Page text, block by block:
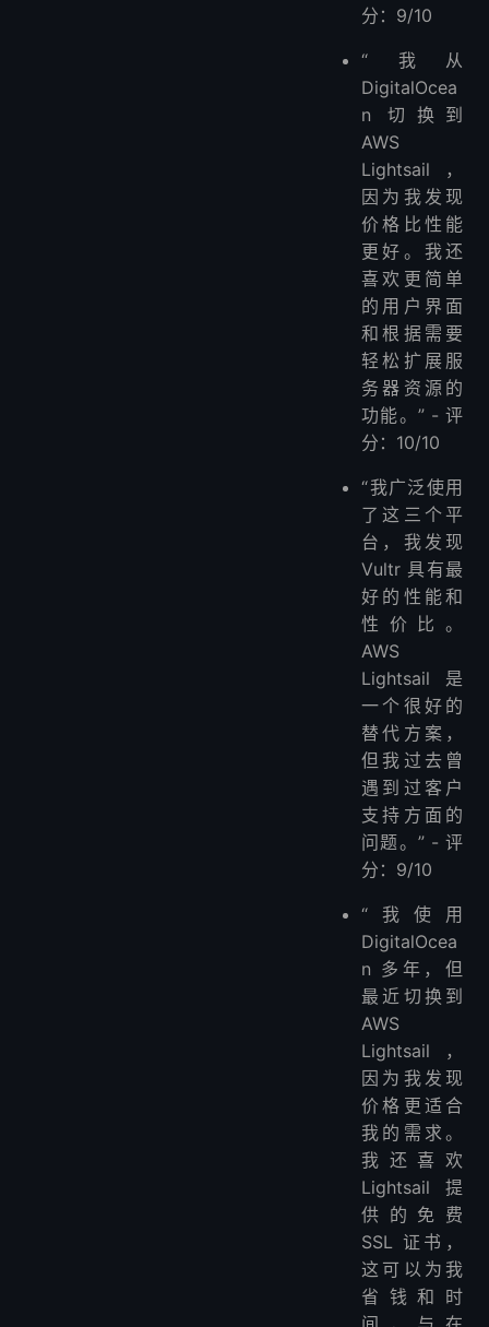
分：9/10
“我从
DigitalOcea
n 切换到
AWS
Lightsail，
因为我发现
价格比性能
更好。我还
喜欢更简单
的用户界面
和根据需要
轻松扩展服
务器资源的
功能。” - 评
分：10/10
“我广泛使用
了这三个平
台，我发现
Vultr 具有最
好的性能和
性价比。
AWS
Lightsail 是
一个很好的
替代方案，
但我过去曾
遇到过客户
支持方面的
问题。” - 评
分：9/10
“我使用
DigitalOcea
n 多年，但
最近切换到
AWS
Lightsail，
因为我发现
价格更适合
我的需求。
我还喜欢
Lightsail 提
供的免费
SSL 证书，
这可以为我
省钱和时